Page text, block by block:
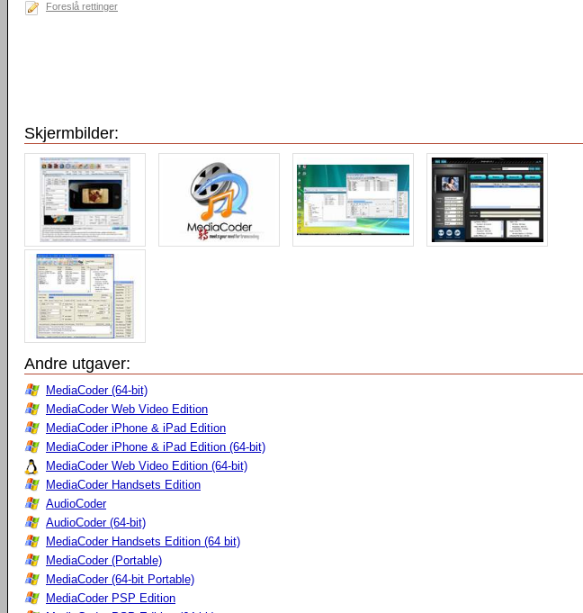
Foreslå rettinger
Skjermbilder:
Andre utgaver:
MediaCoder (64-bit)
MediaCoder Web Video Edition
MediaCoder iPhone & iPad Edition
MediaCoder iPhone & iPad Edition (64-bit)
MediaCoder Web Video Edition (64-bit)
MediaCoder Handsets Edition
AudioCoder
AudioCoder (64-bit)
MediaCoder Handsets Edition (64 bit)
MediaCoder (Portable)
MediaCoder (64-bit Portable)
MediaCoder PSP Edition